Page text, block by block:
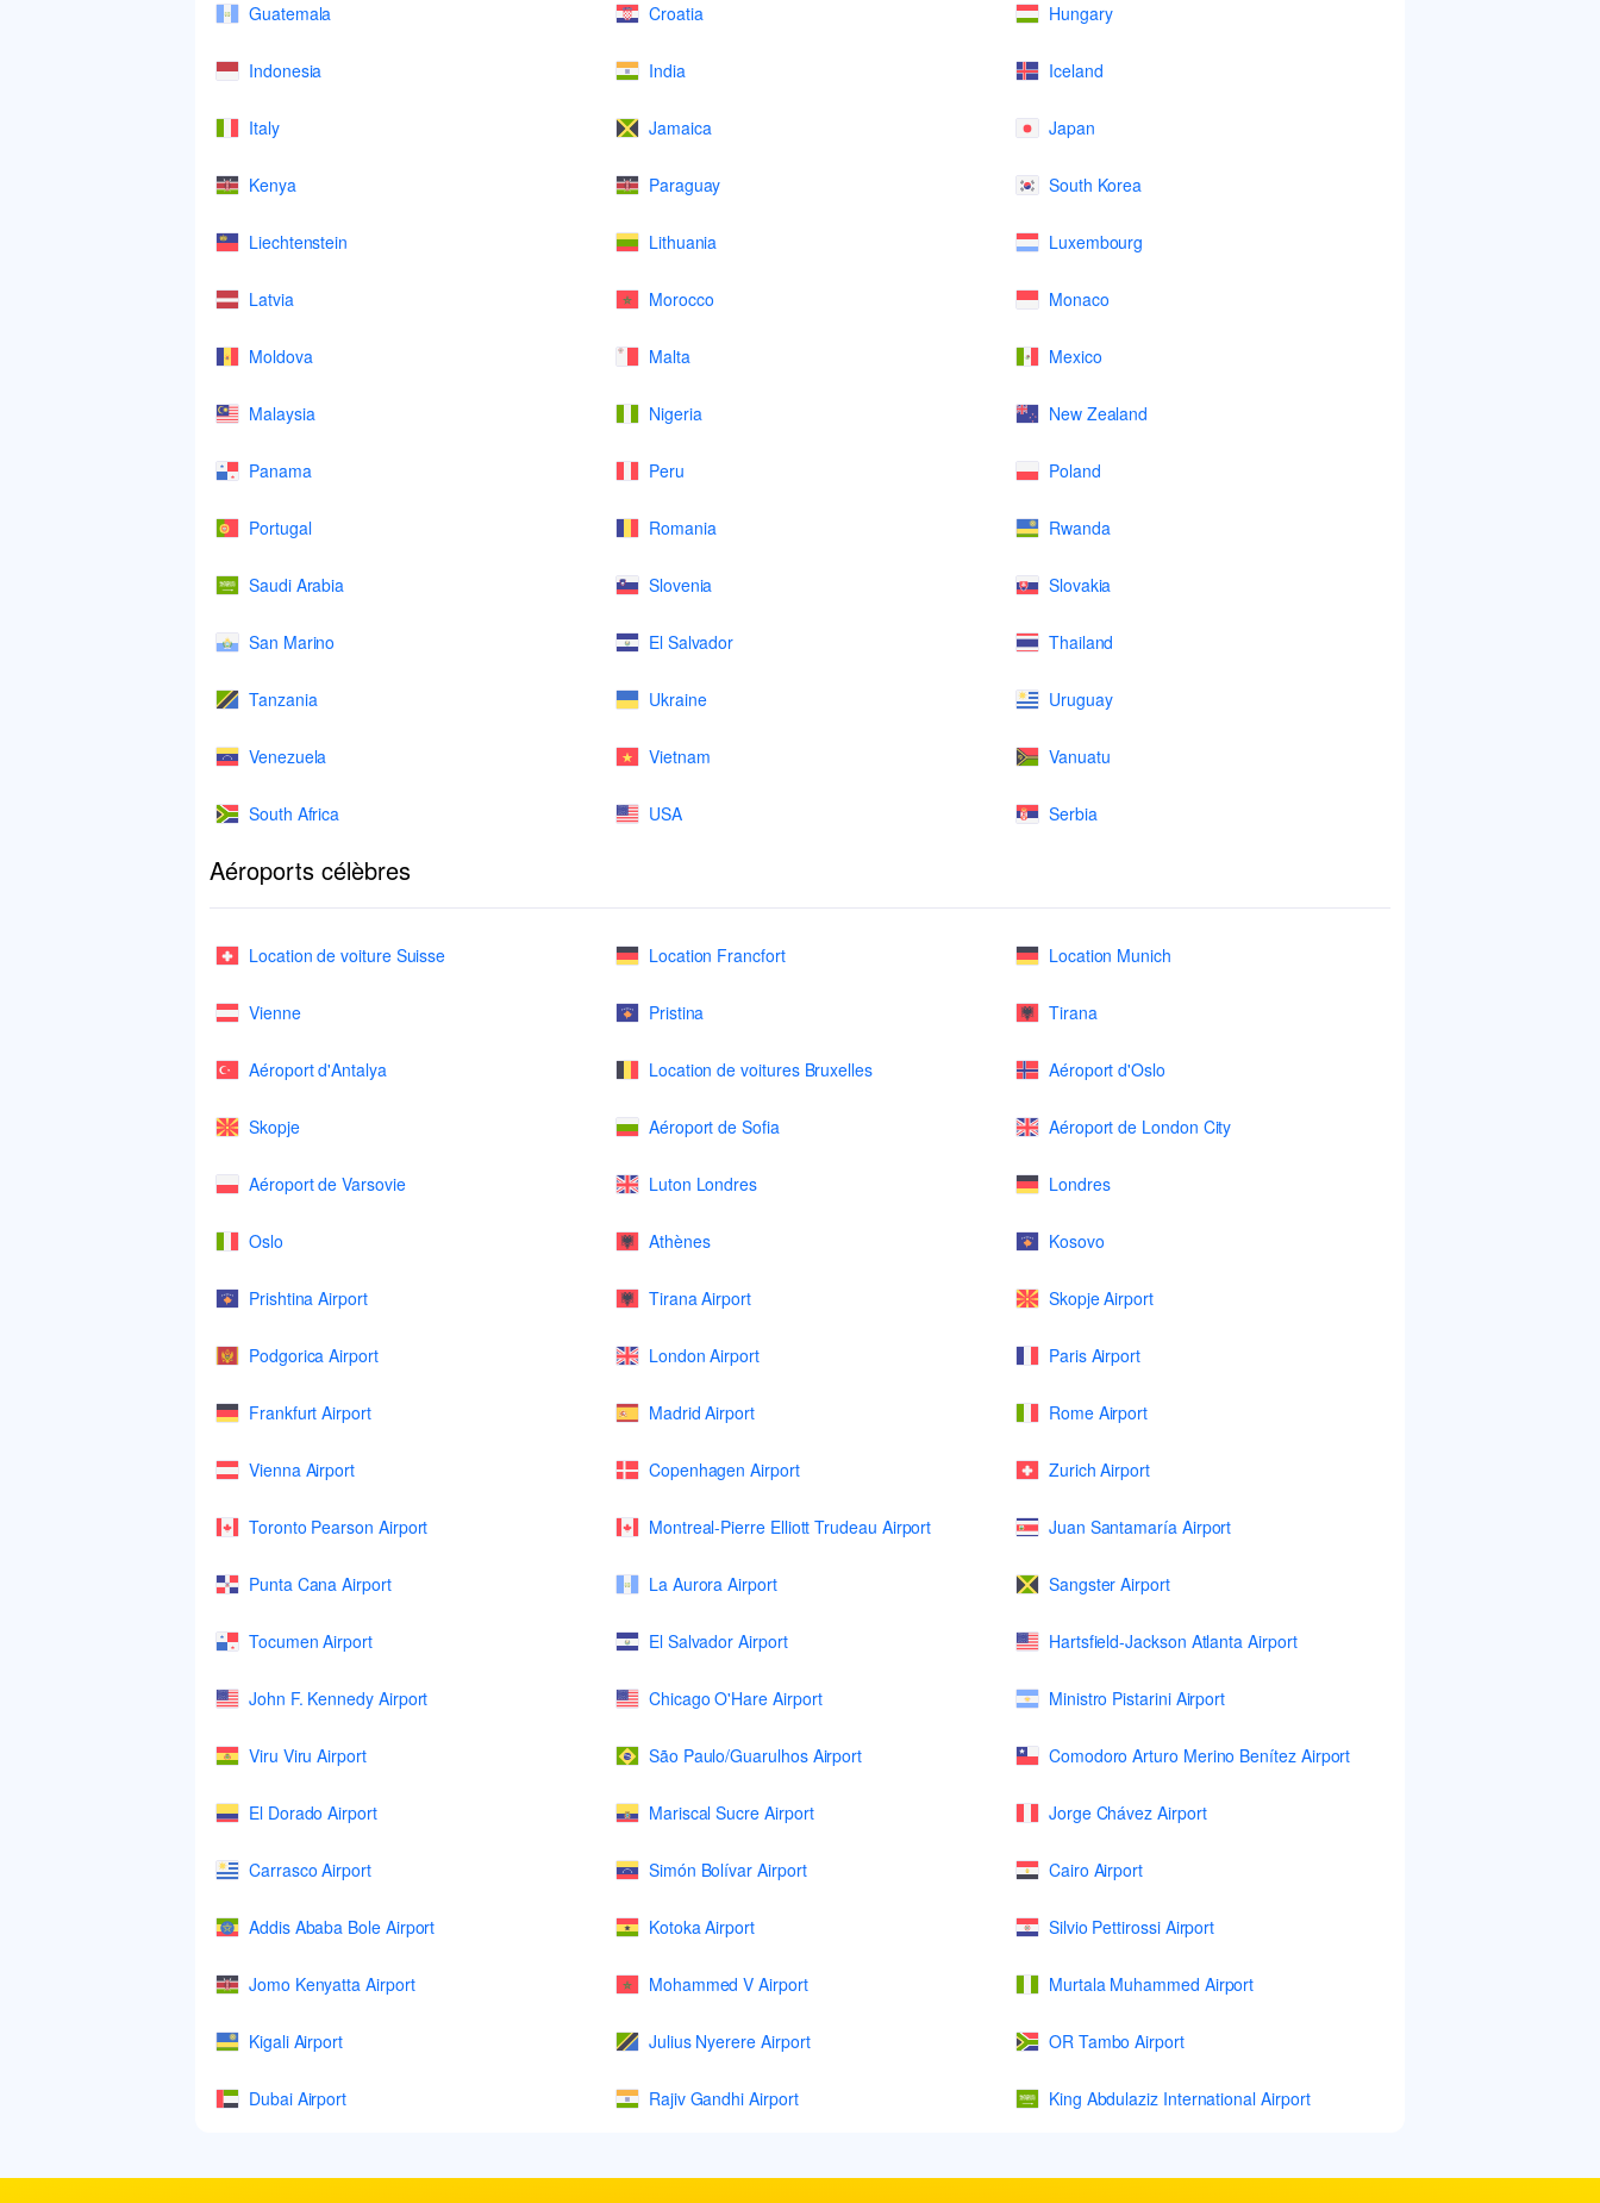
Guatemala Croatia Hungary
Indonesia India Iceland
Italy Jamaica Japan
Kenya Paraguay South Korea
Liechtenstein Lithuania Luxembourg
Latvia Morocco Monaco
Moldova Malta Mexico
Malaysia Nigeria New Zealand
Panama Peru Poland
Portugal Romania Rwanda
Saudi Arabia Slovenia Slovakia
San Marino El Salvador Thailand
Tanzania Ukraine Uruguay
Venezuela Vietnam Vanuatu
South Africa USA Serbia
Aéroports célèbres
Location de voiture Suisse Location Francfort Location Munich
Vienne Pristina Tirana
Aéroport d'Antalya Location de voitures Bruxelles Aéroport d'Oslo
Skopje Aéroport de Sofia Aéroport de London City
Aéroport de Varsovie Luton Londres Londres
Oslo Athènes Kosovo
Prishtina Airport Tirana Airport Skopje Airport
Podgorica Airport London Airport Paris Airport
Frankfurt Airport Madrid Airport Rome Airport
Vienna Airport Copenhagen Airport Zurich Airport
Toronto Pearson Airport Montreal-Pierre Elliott Trudeau Airport Juan Santamaría Airport
Punta Cana Airport La Aurora Airport Sangster Airport
Tocumen Airport El Salvador Airport Hartsfield-Jackson Atlanta Airport
John F. Kennedy Airport Chicago O'Hare Airport Ministro Pistarini Airport
Viru Viru Airport São Paulo/Guarulhos Airport Comodoro Arturo Merino Benítez Airport
El Dorado Airport Mariscal Sucre Airport Jorge Chávez Airport
Carrasco Airport Simón Bolívar Airport Cairo Airport
Addis Ababa Bole Airport Kotoka Airport Silvio Pettirossi Airport
Jomo Kenyatta Airport Mohammed V Airport Murtala Muhammed Airport
Kigali Airport Julius Nyerere Airport OR Tambo Airport
Dubai Airport Rajiv Gandhi Airport King Abdulaziz International Airport